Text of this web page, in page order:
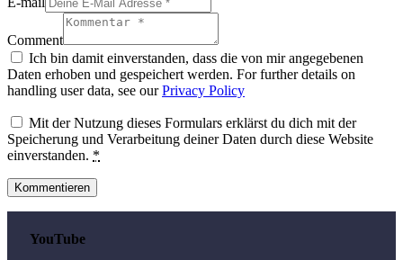
Comment
Ich bin damit einverstanden, dass die von mir angegebenen
Daten erhoben und gespeichert werden. For further details on
handling user data, see ourPrivacy Policy
Mit der Nutzung dieses Formulars erklärst du dich mit der
Speicherung und Verarbeitung deiner Daten durch diese Website
einverstanden. *
YouTube